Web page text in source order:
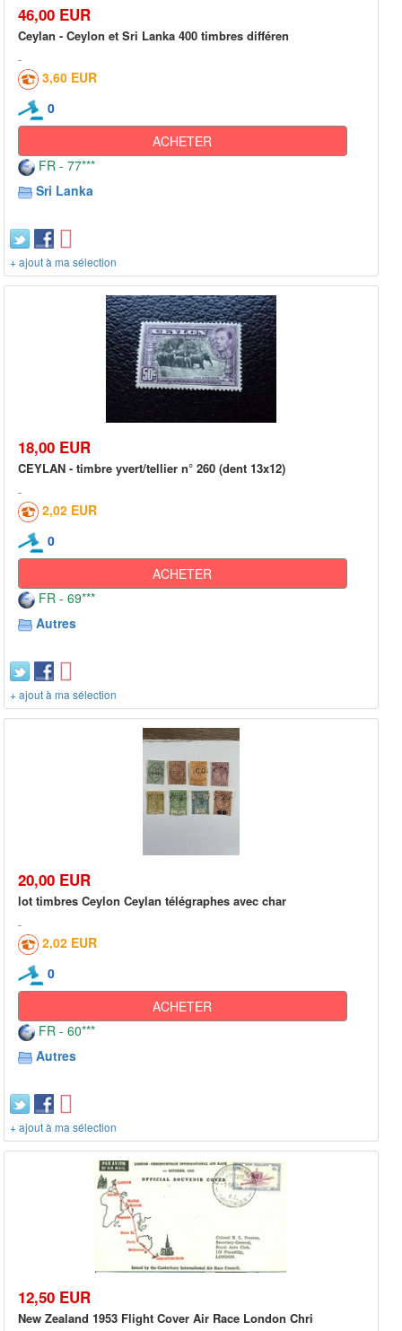
46,00 EUR
Ceylan - Ceylon et Sri Lanka 400 timbres différen
3,60 EUR
0
ACHETER
FR - 77***
Sri Lanka
+ ajout à ma sélection
18,00 EUR
CEYLAN - timbre yvert/tellier n° 260 (dent 13x12)
2,02 EUR
0
ACHETER
FR - 69***
Autres
+ ajout à ma sélection
20,00 EUR
lot timbres Ceylon Ceylan télégraphes avec char
2,02 EUR
0
ACHETER
FR - 60***
Autres
+ ajout à ma sélection
12,50 EUR
New Zealand 1953 Flight Cover Air Race London Chri